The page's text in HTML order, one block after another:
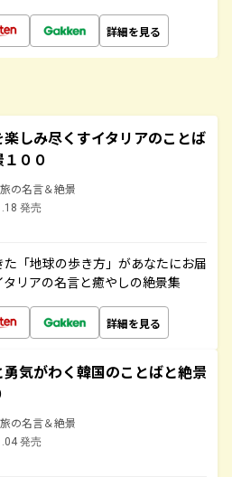
詳細を見る
しみ尽くすイタリアのことば
００
の名言＆絶景
発売
「地球の歩き方」があなたにお届
リアの名言と癒やしの絶景集
詳細を見る
気がわく韓国のことばと絶景
の名言＆絶景
発売